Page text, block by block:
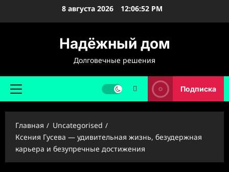
8 августа 2026 12:06:53 PM
Надёжный дом
Долговечные решения
Основное
Подписка
Главная
Uncategorised
Ксения Гусева — удивительная жизнь, безудержная
карьера и безупречные достижения